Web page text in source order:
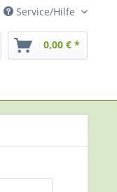
Service/Hilfe
0,00 € *